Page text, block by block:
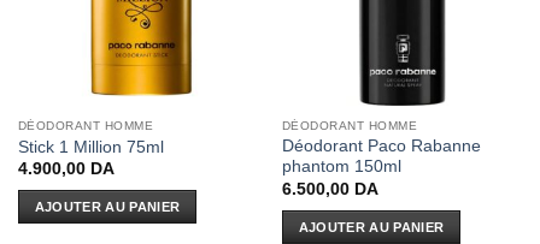
DÉODORANT HOMME
Stick 1 Million 75ml
4.900,00 DA
AJOUTER AU PANIER
DÉODORANT HOMME
Déodorant Paco Rabanne
phantom 150ml
6.500,00 DA
AJOUTER AU PANIER